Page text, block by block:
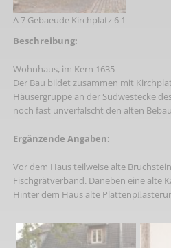
A 7 Gebaeude Kirchplatz 6 1
Beschreibung:
Wohnhaus, im Kern 1635
Der Bau bildet zusammen mit
Häusergruppe an der Südwestecke
noch fast unverfalscht den alten
Ergänzende Angaben:
Vor dem Haus teilweise alte
Fischgrätverband. Daneben eine alte
Hinter dem Haus alte